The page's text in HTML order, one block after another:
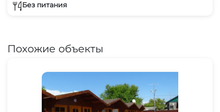
Без питания
Похожие объекты